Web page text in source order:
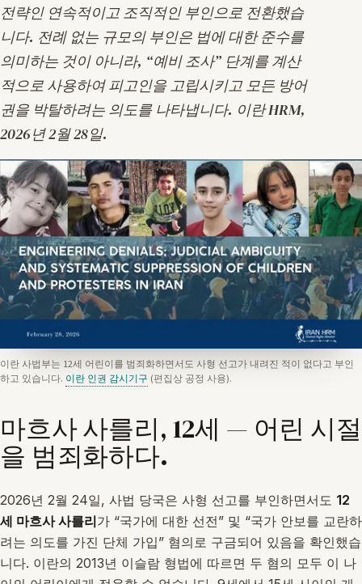
전략인 연속적이고 조직적인 부인으로 전환했습
니다. 전례 없는 규모의 부인은 법에 대한 준수를
의미하는 것이 아니라,
예비 조사
단계를 계산
적으로 사용하여 피고인을 고립시키고 모든 방어
권을 박탈하려는 의도를 나타냅니다. 이란 HRM,
2026년 2월 28일.
이란 사법부는 12세 어린이를 범죄화하면서도 사형 선고가 내려진 적이 없다고 부인
하고 있습니다. 이란 인권 감시기구 (편집상 공정 사용).
마흐사 사를리, 12세 — 어린 시절
을 범죄화하다.
2026년 2월 24일, 사법 당국은 사형 선고를 부인하면서도 12
세 마흐사 사를리가 “국가에 대한 선전” 및 “국가 안보를 교란하
려는 의도를 가진 단체 가입” 혐의로 구금되어 있음을 확인했습
니다. 이란의 2013년 이슬람 형법에 따르면 두 혐의 모두 이 나